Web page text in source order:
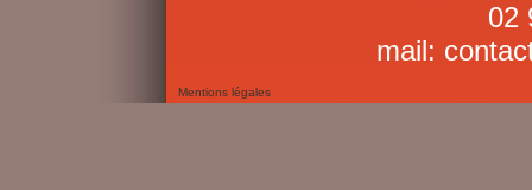
02
mail:
Mentions légales